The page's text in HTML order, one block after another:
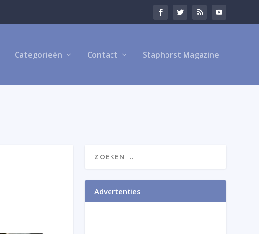
Categorieën Contact Staphorst Magazine
Advertenties